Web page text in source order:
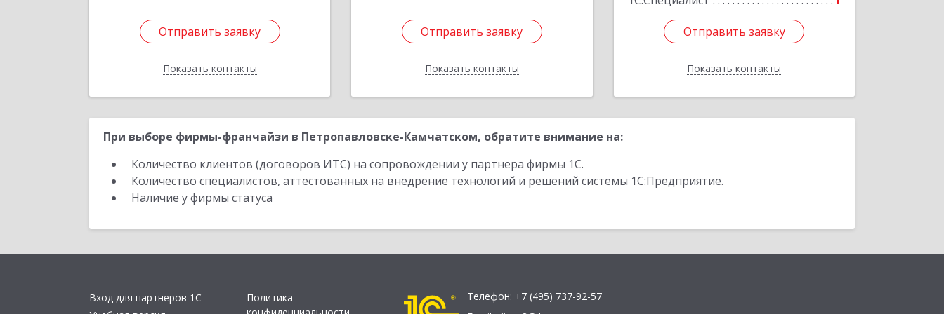
Отправить заявку
Показать контакты
Отправить заявку
Назад
Отправить заявку
Показать контакты
Отправить заявку
Назад
Отправить заявку
Показать контакты
Отправить заявку
Назад
При выборе фирмы-франчайзи в Петропавловске-Камчатском, обратите внимание на:
Количество клиентов (договоров ИТС) на сопровождении у партнера фирмы 1С.
Количество специалистов, аттестованных на внедрение технологий и решений системы 1С:Предприятие.
Наличие у фирмы статуса
Вход для партнеров 1С
Политика
Телефон: +7 (495) 737-92-57